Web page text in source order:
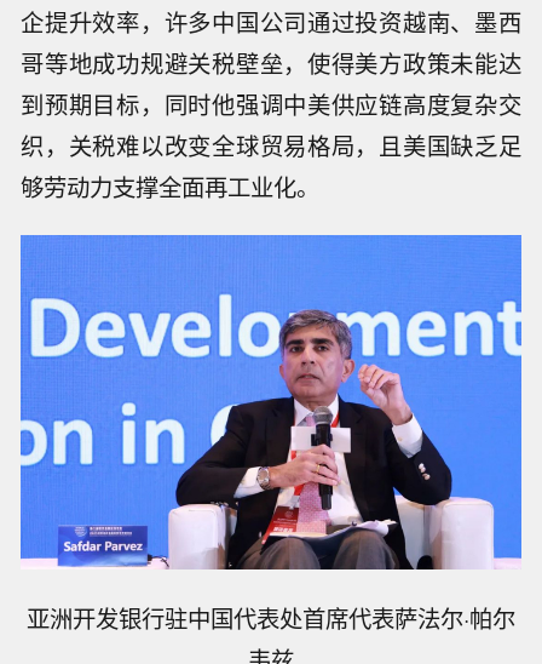
企提升效率，许多中国公司通过投资越南、墨西
哥等地成功规避关税壁垒，使得美方政策未能达
到预期目标，同时他强调中美供应链高度复杂交
织，关税难以改变全球贸易格局，且美国缺乏足
够劳动力支撑全面再工业化。
亚洲开发银行驻中国代表处首席代表萨法尔·帕尔